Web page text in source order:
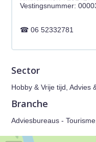
06 52332781
Sector
Hobby & Vrije tijd, Advies
Branche
Adviesbureaus -